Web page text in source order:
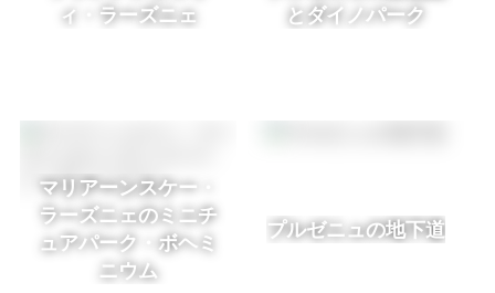
ィ・ラーズニェ
とダイノパーク
マリアーンスケー・
ラーズニェのミニチ
ュアパーク・ボヘミ
ニウム
プルゼニュの地下道